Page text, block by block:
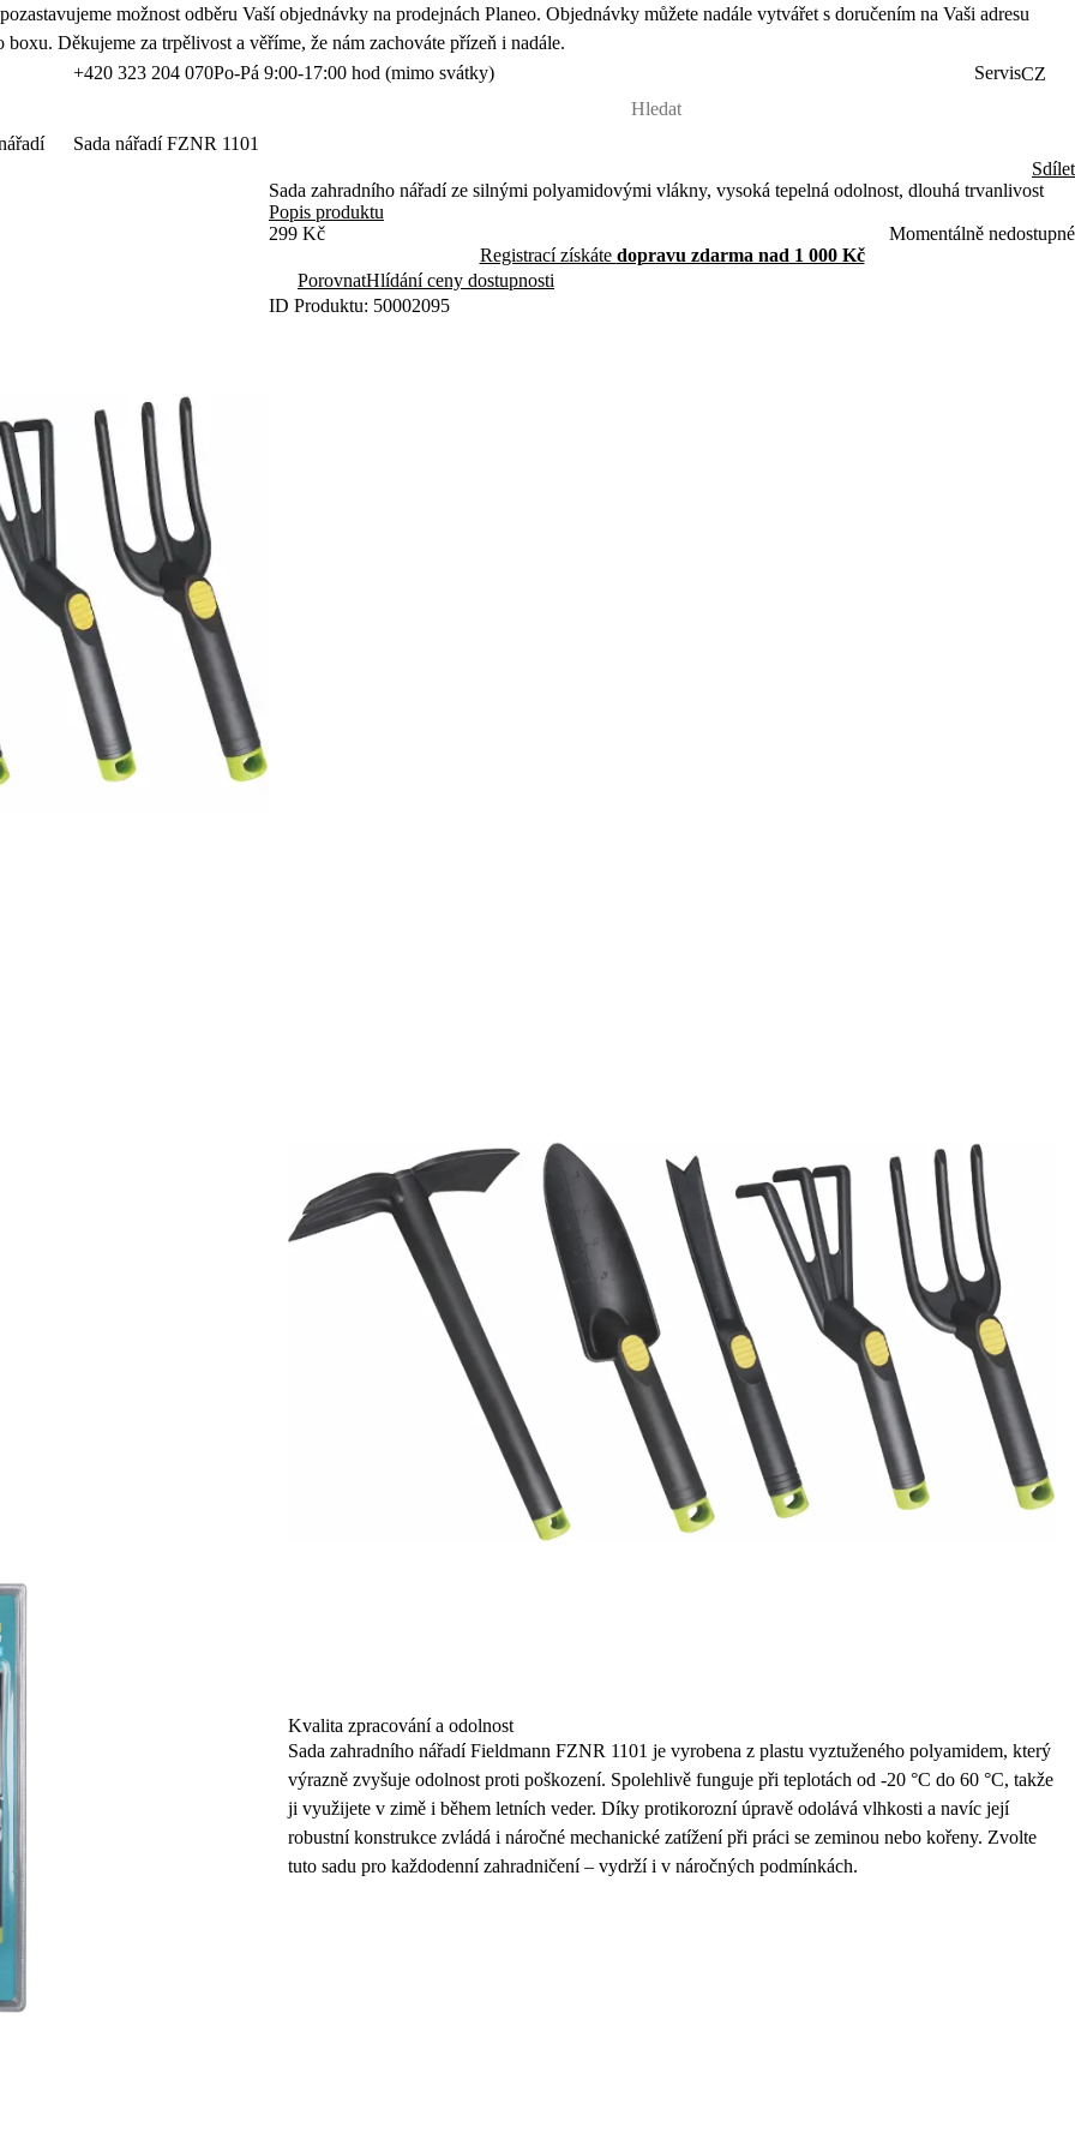
možnost odběru Vaší objednávky na prodejnách Planeo. Objednávky můžete nadále vytvářet s doručením na Vaši adresu
boxu. Děkujeme za trpělivost a věříme, že nám zachováte přízeň i nadále.
+420 323 204 070Po-Pá 9:00-17:00 hod (mimo svátky) ServisCZ
Sada nářadí FZNR 1101
Sdílet
Sada zahradního nářadí ze silnými polyamidovými vlákny, vysoká tepelná odolnost, dlouhá trvanlivost
Popis produktu
299 Kč
Momentálně nedostupné
Registrací získáte dopravu zdarma nad 1 000 Kč
PorovnatHlídání ceny dostupnosti
ID Produktu: 50002095
Kvalita zpracování a odolnost
Sada zahradního nářadíFieldmann FZNR 1101 je vyrobena z plastu vyztuženého polyamidem, který
výrazně zvyšuje odolnost proti poškození. Spolehlivě funguje při teplotách od -20 °C do 60 °C, takže
ji využijete v zimě i během letních veder. Díky protikorozní úpravě odolává vlhkosti a navíc její
robustní konstrukce zvládá i náročné mechanické zatížení při práci se zeminou nebo kořeny. Zvolte
tuto sadu pro každodenní zahradničení – vydrží i v náročných podmínkách.